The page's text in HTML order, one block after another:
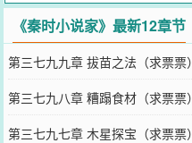
《秦时小说家》最新12章节
第三七九九章 拔苗之法（求票票）
第三七九八章 糟蹋食材（求票票）
第三七九七章 木星探宝（求票票）